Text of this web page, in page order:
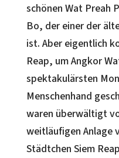
schönen Wat Preah
Bo, der einer der
ist. Aber eigentlich
Reap, um Angkor
spektakulärsten
Menschenhand
waren überwältigt
weitläufigen Anlage
Städtchen Siem